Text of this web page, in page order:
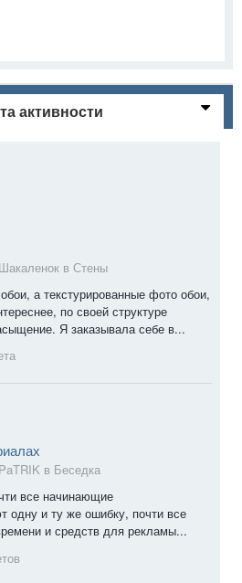
активности
в Стены
а текстурированные фото обои,
по своей структуре
Я заказывала себе в...
в Беседка
все начинающие
одну и ту же ошибку, почти все
и средств для рекламы...